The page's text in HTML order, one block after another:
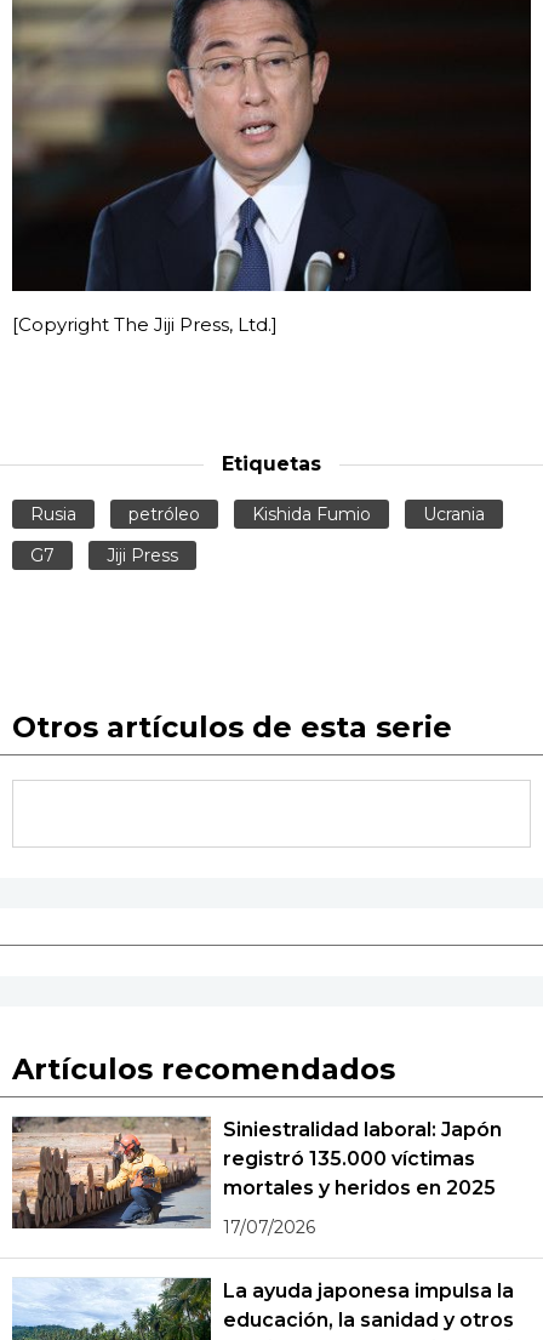
[Copyright The Jiji Press, Ltd.]
Etiquetas
Rusia petróleo Kishida Fumio
Ucrania
G7
Jiji Press
Otros artículos de esta serie
Artículos recomendados
Siniestralidad laboral: Japón
registró 135.000 víctimas
mortales y heridos en 2025
17/07/2026
La ayuda japonesa impulsa la
educación, la sanidad y otros